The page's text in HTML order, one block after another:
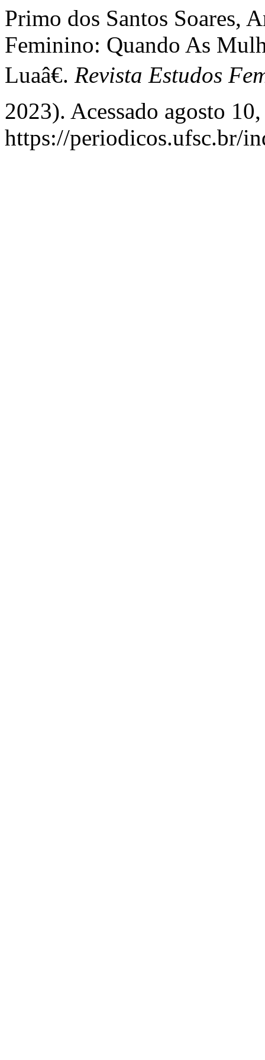
Primo dos Santos Soares,
Feminino: Quando As
Luaâ€. Revista Estudos
2023). Acessado agosto
https://periodicos.ufsc.br/